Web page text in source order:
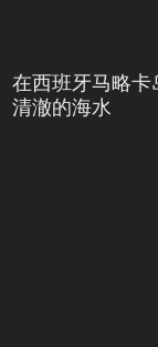
在西班牙马略卡
清澈的海水